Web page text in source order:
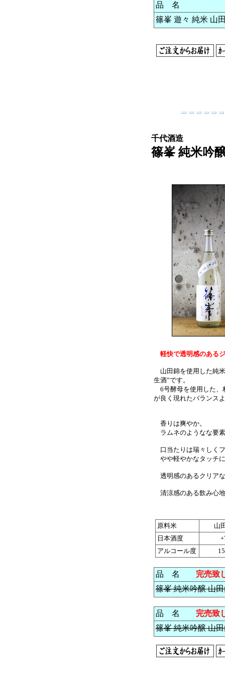
品 名
篠峯 遊々 純米 山
千代酒造
篠峯 純米吟
軽快で透明感のある
山田錦を使用した純
生酒”です。
6号酵母を使用した、
が良く現れたバランス
香りは爽やか。
ラムネのようなな要
口当たりは瑞々しく
やや軽やかなタッチ
透明感のあるクリア
清涼感のある飲み心
原料米
山
日本酒度
アルコール度
品 名 完売致
篠峯 純米吟醸 山
品 名 完売致
篠峯 純米吟醸 山